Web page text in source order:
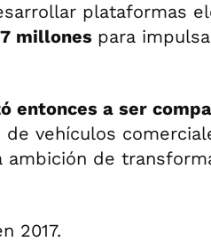
plataformas
millones para
entonces a ser
vehículos
ambición de